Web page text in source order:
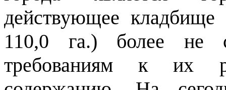
действующее
110,0 га.) более не
требованиям к их